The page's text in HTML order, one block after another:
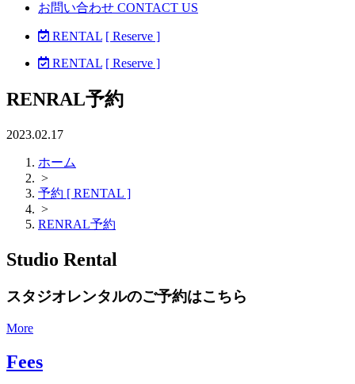
お問い合わせ CONTACT US
RENTAL [ Reserve ]
RENTAL [ Reserve ]
RENRAL予約
2023.02.17
ホーム
>
予約 [ RENTAL ]
>
RENRAL予約
Studio Rental
スタジオレンタルのご予約はこちら
More
Fees